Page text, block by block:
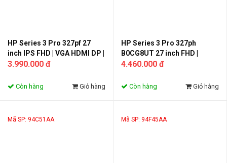
HP Series 3 Pro 327pf 27
inch IPS FHD | VGA HDMI DP |
Màn hình văn phòng chuyên
3.990.000 đ
Còn hàng Giỏ hàng
HP Series 3 Pro 327ph
B0CG8UT 27 inch FHD |
100Hz 5ms | Màn hình văn
4.460.000 đ
Còn hàng Giỏ hàng
Mã SP: 94C51AA Mã SP: 94F45AA